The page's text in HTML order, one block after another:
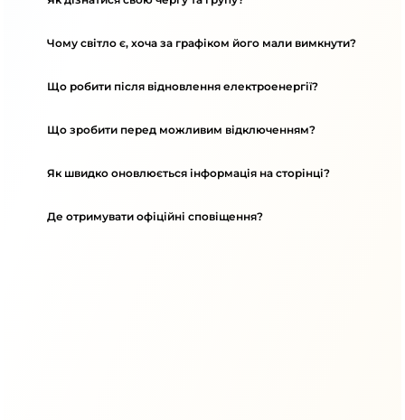
Чому світло є, хоча за графіком його мали вимкнути?
Що робити після відновлення електроенергії?
Що зробити перед можливим відключенням?
Як швидко оновлюється інформація на сторінці?
Де отримувати офіційні сповіщення?